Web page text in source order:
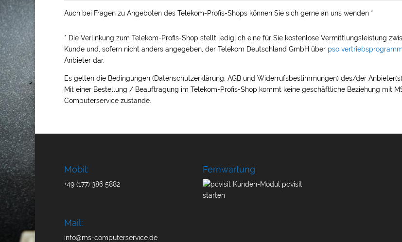
Auch bei Fragen zu Angeboten des Telekom-Profis-Shops können Sie sich gerne an uns wenden *
* Die Verlinkung zum Telekom-Profis-Shop stellt lediglich eine für Sie kostenlose Vermittlungsleistung
Kunde und, sofern nicht anders angegeben, der Telekom Deutschland GmbH über pso
Anbieter dar.
Es gelten die Bedingungen (Datenschutzerklärung, AGB und Widerrufsbestimmungen) des/der Anbieter(s).
Mit einer Bestellung / Beauftragung im Telekom-Profis-Shop kommt keine geschäftliche Beziehung mit
Computerservice zustande.
Mobil:
+49 (177) 386 5882
Mail:
info@ms-computerservice.de
Fernwartung